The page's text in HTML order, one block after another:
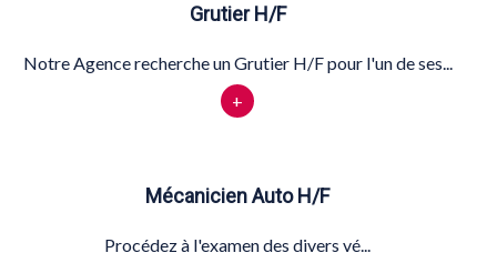
Grutier H/F
Notre Agence recherche un Grutier H/F pour l'un de ses...
+
Mécanicien Auto H/F
Procédez à l'examen des divers vé...